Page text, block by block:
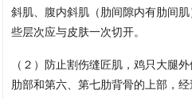
斜肌、腹内斜肌（肋间隙内有肋间
些层次应与皮肤一次切开。
（２）防止割伤缝匠肌，鸡只大腿
肋部和第六、第七肋背骨的上部，